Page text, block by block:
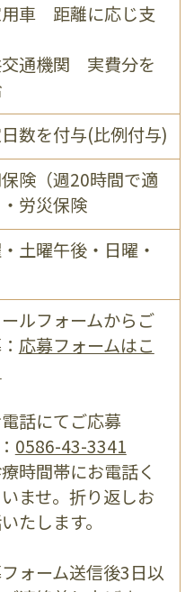
用車 距離に応じ支
通機関 実費分を
数を付与(比例付与)
険（週20時間で適
労災保険
土曜午後・日曜・
ルフォームからご
応募フォームはこ
話にてご応募
0586-43-3341
時間帯にお電話く
ませ。折り返しお
たします。
ォーム送信後3日以